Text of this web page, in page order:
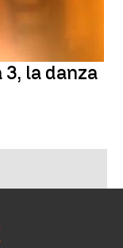
la danza